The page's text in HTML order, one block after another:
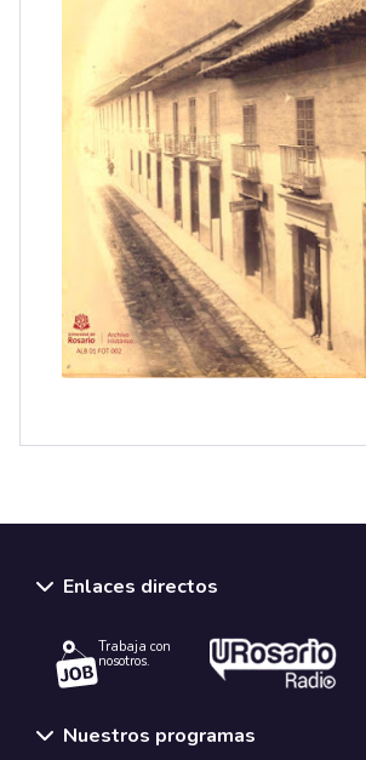
Enlaces directos
Trabaja con
nosotros.
Nuestros programas